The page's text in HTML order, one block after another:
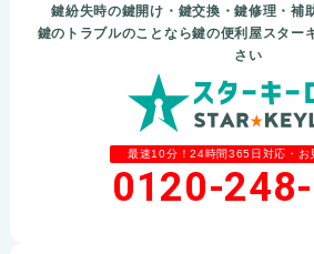
鍵紛失時の鍵開け・鍵交換・鍵修理・補
鍵のトラブルのことなら鍵の便利屋スター
さい
最速10分！24時間365日対応・お
0120-